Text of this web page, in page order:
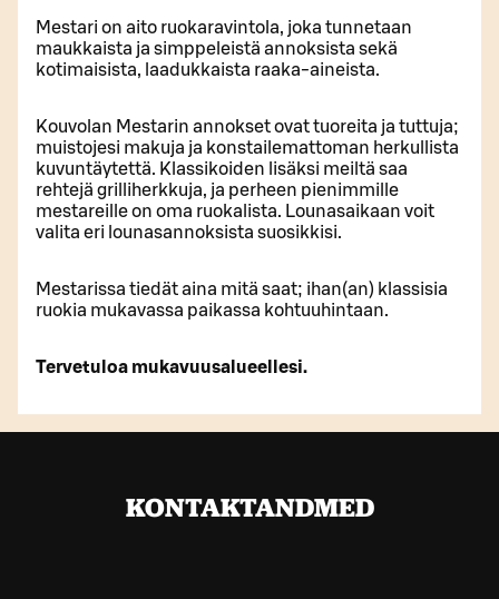
Mestari on aito ruokaravintola, joka tunnetaan
maukkaista ja simppeleistä annoksista sekä
kotimaisista, laadukkaista raaka-aineista.
Kouvolan Mestarin annokset ovat tuoreita ja tuttuja;
muistojesi makuja ja konstailemattoman herkullista
kuvuntäytettä. Klassikoiden lisäksi meiltä saa
rehtejä grilliherkkuja, ja perheen pienimmille
mestareille on oma ruokalista. Lounasaikaan voit
valita eri lounasannoksista suosikkisi.
Mestarissa tiedät aina mitä saat; ihan(an) klassisia
ruokia mukavassa paikassa kohtuuhintaan.
Tervetuloa mukavuusalueellesi.
KONTAKTANDMED